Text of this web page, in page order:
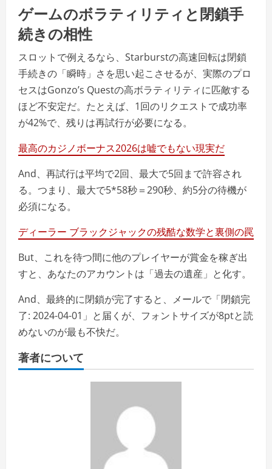
ゲームのボラティリティと閉鎖手
続きの相性
スロットで例えるなら、Starburstの高速回転は閉鎖
手続きの「瞬時」さを思い起こさせるが、実際のプロ
セスはGonzo’s Questの高ボラティリティに匹敵する
ほど不安定だ。たとえば、1回のリクエストで成功率
が42%で、残りは再試行が必要になる。
最高のカジノボーナス2026は嘘でもない現実だ
And、再試行は平均で2回、最大で5回まで許容され
る。つまり、最大で5*58秒＝290秒、約5分の待機が
必須になる。
ディーラー ブラックジャックの残酷な数学と裏側の罠
But、これを待つ間に他のプレイヤーが賞金を稼ぎ出
すと、あなたのアカウントは「過去の遺産」と化す。
And、最終的に閉鎖が完了すると、メールで「閉鎖完
了: 2024-04-01」と届くが、フォントサイズが8ptと読
めないのが最も不快だ。
著者について